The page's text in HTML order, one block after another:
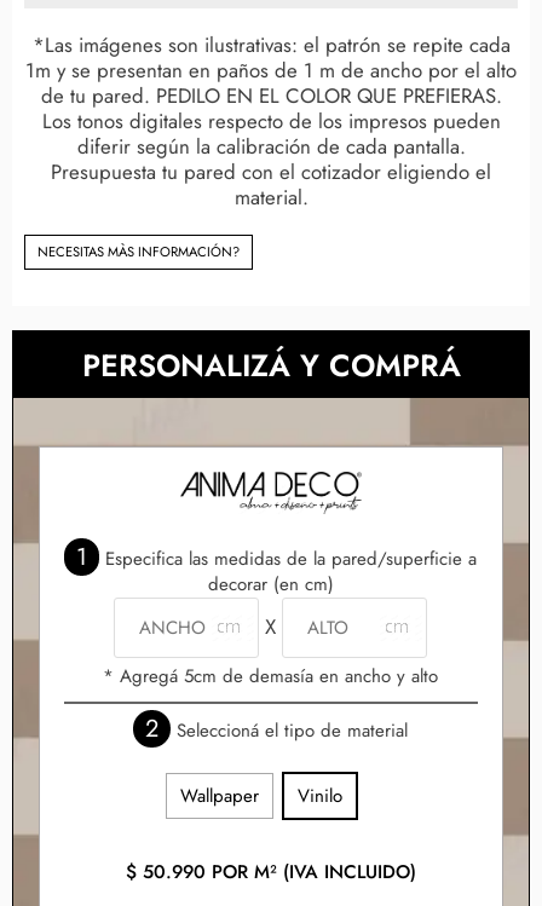
*Las imágenes son ilustrativas: el patrón se repite cada
1m y se presentan en paños de 1 m de ancho por el alto
de tu pared. PEDILO EN EL COLOR QUE PREFIERAS.
Los tonos digitales respecto de los impresos pueden
diferir según la calibración de cada pantalla.
Presupuesta tu pared con el cotizador eligiendo el
material.
NECESITAS MÀS INFORMACIÓN?
PERSONALIZÁ Y COMPRÁ
1
Especifica las medidas de la pared/superficie a
decorar (en cm)
X
* Agregá 5cm de demasía en ancho y alto
2 Seleccioná el tipo de material
Wallpaper Vinilo
$50.990 POR M² (IVA INCLUIDO)